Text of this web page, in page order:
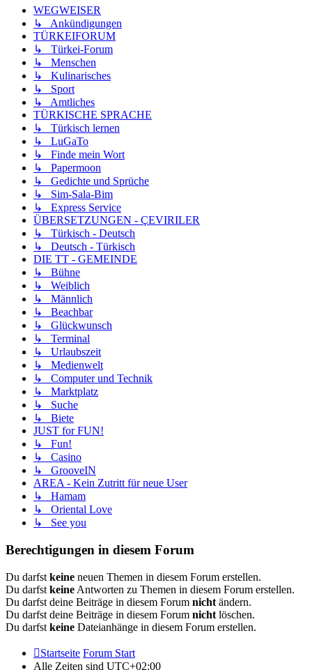
WEGWEISER
↳ Ankündigungen
TÜRKEIFORUM
↳ Türkei-Forum
↳ Menschen
↳ Kulinarisches
↳ Sport
↳ Amtliches
TÜRKISCHE SPRACHE
↳ Türkisch lernen
↳ LuGaTo
↳ Finde mein Wort
↳ Papermoon
↳ Gedichte und Sprüche
↳ Sim-Sala-Bim
↳ Express Service
ÜBERSETZUNGEN - ÇEVIRILER
↳ Türkisch - Deutsch
↳ Deutsch - Türkisch
DIE TT - GEMEINDE
↳ Bühne
↳ Weiblich
↳ Männlich
↳ Beachbar
↳ Glückwunsch
↳ Terminal
↳ Urlaubszeit
↳ Medienwelt
↳ Computer und Technik
↳ Marktplatz
↳ Suche
↳ Biete
JUST for FUN!
↳ Fun!
↳ Casino
↳ GrooveIN
AREA - Kein Zutritt für neue User
↳ Hamam
↳ Oriental Love
↳ See you
Berechtigungen in diesem Forum
Du darfst keine neuen Themen in diesem Forum erstellen.
Du darfst keine Antworten zu Themen in diesem Forum erstellen.
Du darfst deine Beiträge in diesem Forum nicht ändern.
Du darfst deine Beiträge in diesem Forum nicht löschen.
Du darfst keine Dateianhänge in diesem Forum erstellen.
Startseite Forum Start
Alle Zeiten sind UTC+02:00